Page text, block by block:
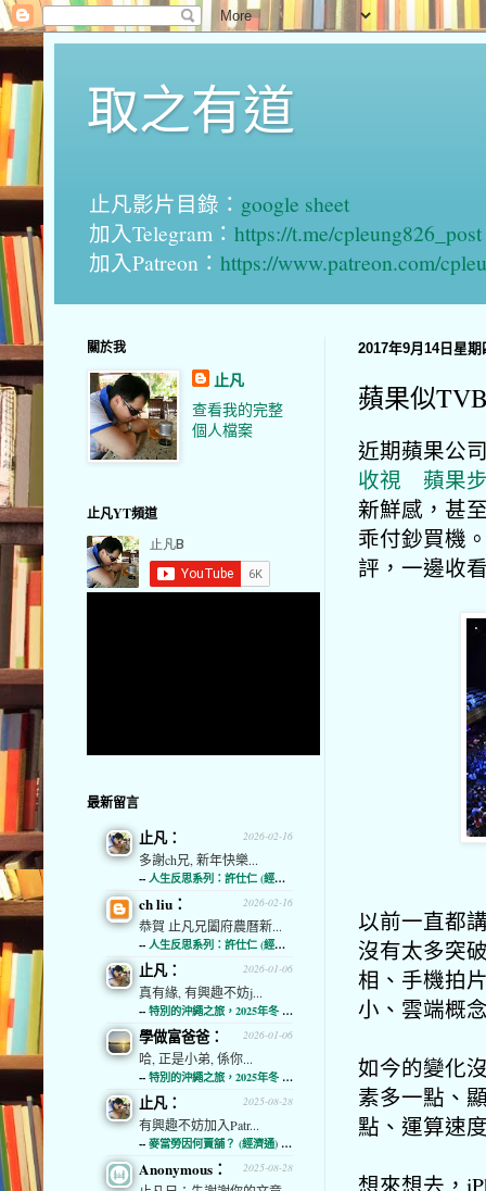
取之有道
止凡影片目錄： google sheet
加入Telegram： https://t.me/cpleung826_post
加入Patreon： https://www.patreon.com/
2017年9月14日星期
蘋果似
近期蘋果公
收視 蘋果
新鮮感，甚
乖付鈔買機
評，一邊收
以前一直都
沒有太多突
相、手機拍
小、雲端概
如今的變化
素多一點、
點、運算速
想來想去，
關於我
止凡
查看我的完整
個人檔案
止凡YT頻道
最新留言
2026-02-16
止凡：
多謝ch兄, 新年快樂...
-- 人生反思系列：許仕仁 (經濟通)
2026-02-16
ch liu：
恭賀 止凡兄闔府農曆新...
-- 人生反思系列：許仕仁 (經濟通)
2026-01-06
止凡：
真有緣, 有興趣不妨j...
-- 特別的沖繩之旅，2025年冬 (經濟通)
2026-01-06
學做富爸爸：
哈, 正是小弟, 係你...
-- 特別的沖繩之旅，2025年冬 (經濟通)
2025-08-28
止凡：
有興趣不妨加入Patr...
-- 麥當勞因何賣舖？ (經濟通) (略)
2025-08-28
Anonymous：